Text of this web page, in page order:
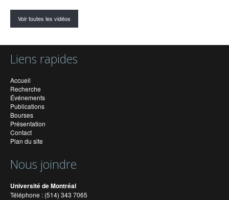
Voir toutes les vidéos
Liens rapides
Accueil
Recherche
Événements
Publications
Bourses
Présentation
Contact
Plan du site
Nous joindre
Université de Montréal
Téléphone : (514) 343 7065